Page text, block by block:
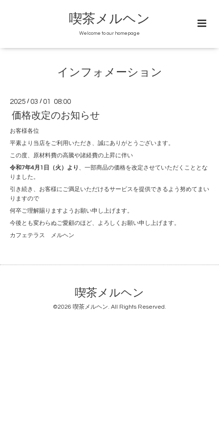
喫茶メルヘン
Welcome to our homepage
インフォメーション
2025 /03 /01 08:00
価格改定のお知らせ
お客様各位
平素より当店をご利用いただき、誠にありがとうございます。
この度、原材料費の高騰や諸経費の上昇に伴い
令和7年4月1日（火）より 、一部商品の価格を改定させていただくこととな
りました。
引き続き、お客様にご満足いただけるサービスを提供できるよう努めてまい
りますので
何卒ご理解賜りますようお願い申し上げます。
今後とも変わらぬご愛顧のほど、よろしくお願い申し上げます。
カフェテラス メルヘン
喫茶メルヘン
©2026 喫茶メルヘン. All Rights Reserved.